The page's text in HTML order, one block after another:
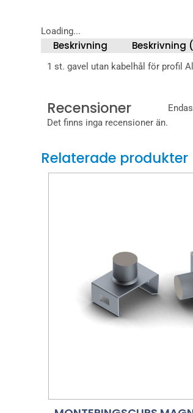
Loading...
Beskrivning Beskrivning
1 st. gavel utan kabelhål för profil
Recensioner
Det finns inga recensioner än.
Relaterade produkter